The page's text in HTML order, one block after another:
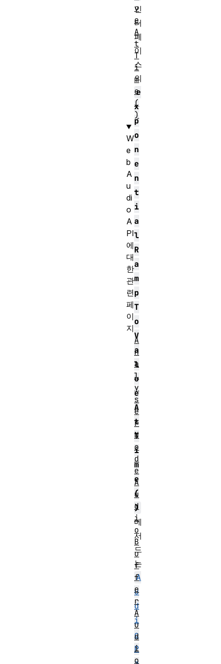
인
터
페
이
스
의
e
x
p
o
n
e
n
t
i
a
l
R
a
m
p
T
o
V
a
l
u
e
A
t
T
i
m
e
(
)
메
서
드
는
A
u
d
i
o
P
v
e
A
t
T
i
m
e
(
)
W
e
b
A
u
di
o
A
PI
에
대
한
관
련
페
이
지
A
n
a
l
y
s
e
r
N
o
d
e
A
u
d
i
o
B
u
f
f
e
r
A
u
d
i
o